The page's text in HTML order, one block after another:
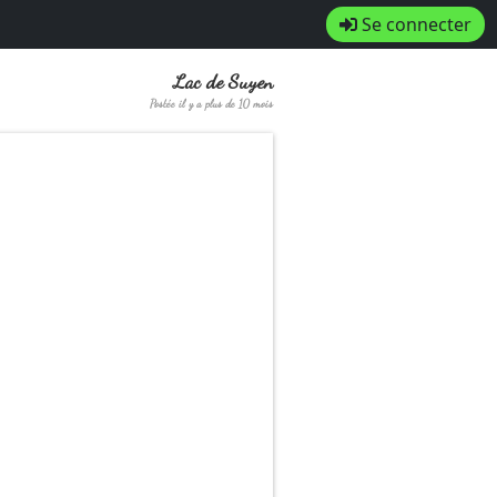
Se connecter
Lac de Suyen
Postée il y a plus de 10 mois